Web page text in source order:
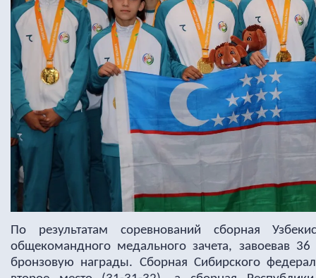
По результатам соревнований сборная
общекомандного медального зачета, завоевав
бронзовую награды. Сборная Сибирского